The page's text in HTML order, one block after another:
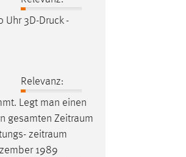
Uhr 3D-Druck -
Relevanz:
Legt man einen
gesamten Zeitraum
zeitraum
1989